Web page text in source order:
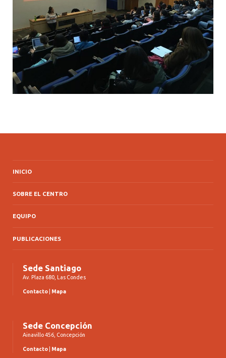
INICIO
SOBRE EL CENTRO
EQUIPO
PUBLICACIONES
Sede Santiago
Av. Plaza 680, Las Condes
Contacto Mapa
Sede Concepción
Ainavillo 456, Concepción
Contacto Mapa